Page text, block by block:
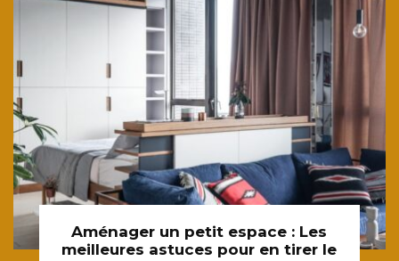
Aménager un petit espace : Les
meilleures astuces pour en tirer le